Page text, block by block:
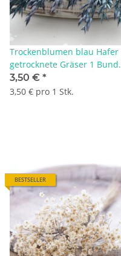
Trockenblumen blau Hafer
getrocknete Gräser 1 Bund,
L ca. 65 cm
3,50 € *
3,50 € pro 1 Stk.
BESTSELLER